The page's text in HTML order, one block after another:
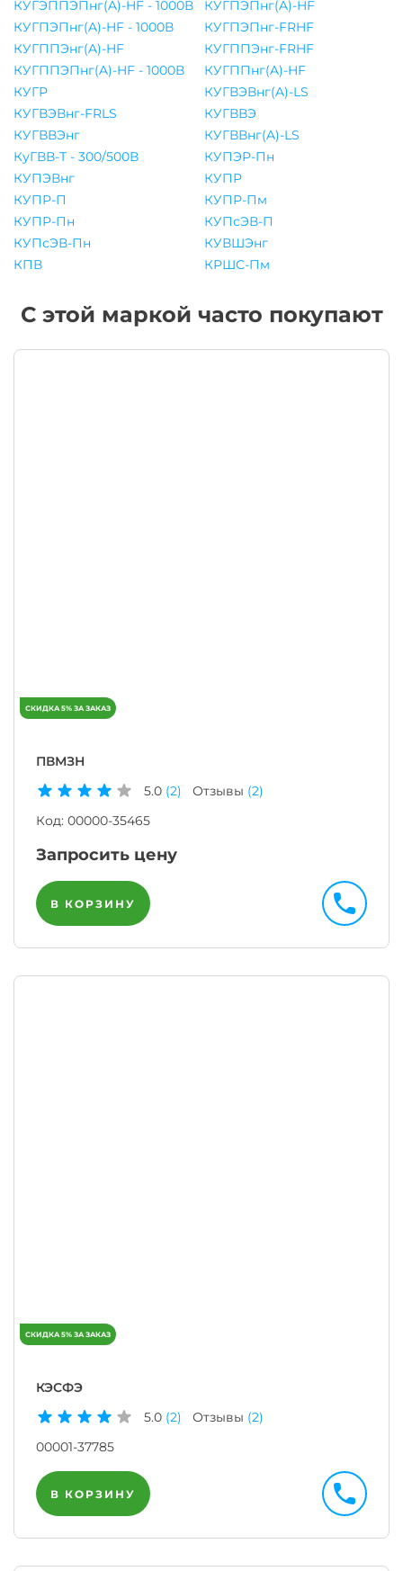
КУГЭППЭПнг(A)-HF - 1000В
КУГПЭПнг(A)-HF
КУГПЭПнг(A)-HF - 1000В
КУГПЭПнг-FRHF
КУГППЭнг(A)-HF
КУГППЭнг-FRHF
КУГППЭПнг(A)-HF - 1000В
КУГППнг(A)-HF
КУГР
КУГВЭВнг(A)-LS
КУГВЭВнг-FRLS
КУГВВЭ
КУГВВЭнг
КУГВВнг(A)-LS
КуГВВ-Т - 300/500В
КУПЭР-Пн
КУПЭВнг
КУПР
КУПР-П
КУПР-Пм
КУПР-Пн
КУПсЭВ-П
КУПсЭВ-Пн
КУВШЭнг
КПВ
КРШС-Пм
С этой маркой часто покупают
ПВМЗН
5.0 (2) Отзывы (2)
Код: 00000-35465
Запросить цену
В КОРЗИНУ
КЭСФЭ
5.0 (2) Отзывы (2)
00001-37785
В КОРЗИНУ